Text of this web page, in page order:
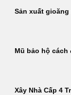
Sản xuất gioăng
Mũ bảo hộ cách
Xây Nhà Cấp 4